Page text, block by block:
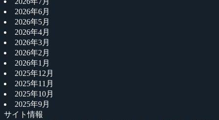
2026年6月
2026年5月
2026年4月
2026年3月
2026年2月
2026年1月
2025年12月
2025年11月
2025年10月
2025年9月
サイト情報